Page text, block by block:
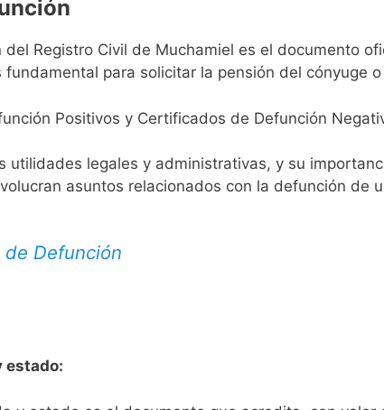
Registro Civil de Muchamiel es el documento
fundamental para solicitar la pensión del cónyuge
Positivos y Certificados de Defunción
utilidades legales y administrativas, y su
asuntos relacionados con la defunción de
Defunción
estado: